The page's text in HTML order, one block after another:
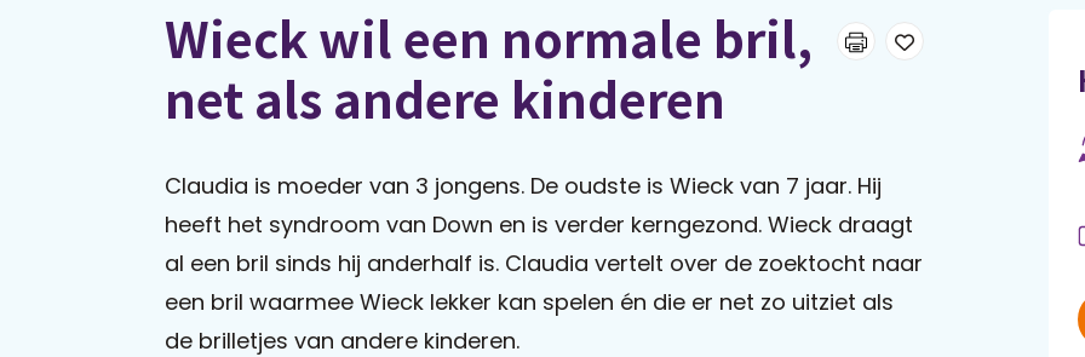
Wieck wil een normale bril,
net als andere kinderen
Claudia is moeder van 3 jongens. De oudste is Wieck van 7 jaar. Hij
heeft het syndroom van Down en is verder kerngezond. Wieck draagt
al een bril sinds hij anderhalf is. Claudia vertelt over de zoektocht naar
een bril waarmee Wieck lekker kan spelen én die er net zo uitziet als
de brilletjes van andere kinderen.